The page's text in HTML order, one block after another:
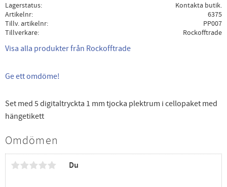
Lagerstatus
Kontakta butik.
Artikelnr
6375
Tillv. artikelnr
PP007
Tillverkare
Rockofftrade
Visa alla produkter från Rockofftrade
Ge ett omdöme!
Set med 5 digitaltryckta 1 mm tjocka plektrum i cellopaket med
hängetikett
Omdömen
Du